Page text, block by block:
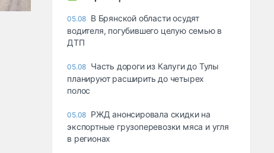
05.08 В Брянской области осудят
водителя, погубившего целую семью в
ДТП
05.08 Часть дороги из Калуги до Тулы
планируют расширить до четырех
полос
05.08 РЖД анонсировала скидки на
экспортные грузоперевозки мяса и угля
в регионах